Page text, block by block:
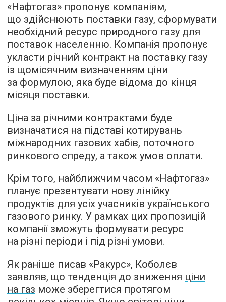
«Нафтогаз» пропонує компаніям,
що здійснюють поставки газу, сформувати
необхідний ресурс природного газу для
поставок населенню. Компанія пропонує
укласти річний контракт на поставку газу
із щомісячним визначенням ціни
за формулою, яка буде відома до кінця
місяця поставки.
Ціна за річними контрактами буде
визначатися на підставі котирувань
міжнародних газових хабів, поточного
ринкового спреду, а також умов оплати.
Крім того, найближчим часом «Нафтогаз»
планує презентувати нову лінійку
продуктів для усіх учасників українського
газового ринку. У рамках цих пропозицій
компанії зможуть формувати ресурс
на різні періоди і під різні умови.
Як раніше писав «Ракурс», Коболєв
заявляв, що тенденція до зниження ціни
на газ може зберегтися протягом